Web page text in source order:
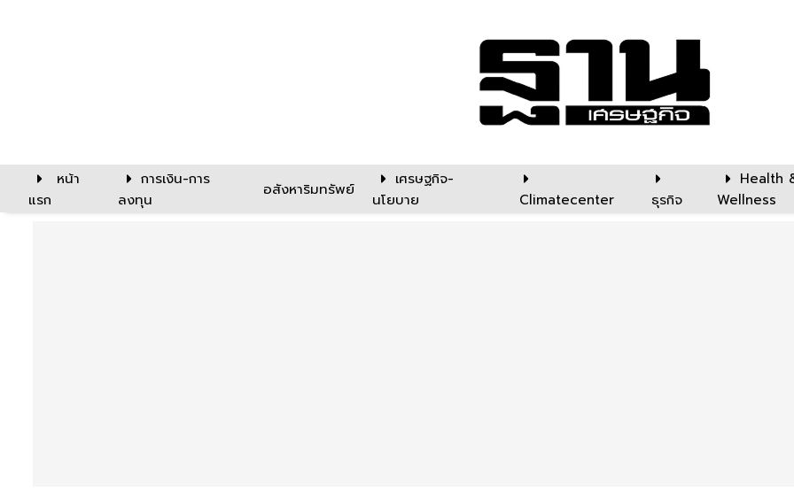
หน้า
แรก
การเงิน-การ
ลงทุน
อสังหาริมทรัพย์
เศรษฐกิจ-
นโยบาย
Climatecenter ธุรกิจ
Health
Wellness